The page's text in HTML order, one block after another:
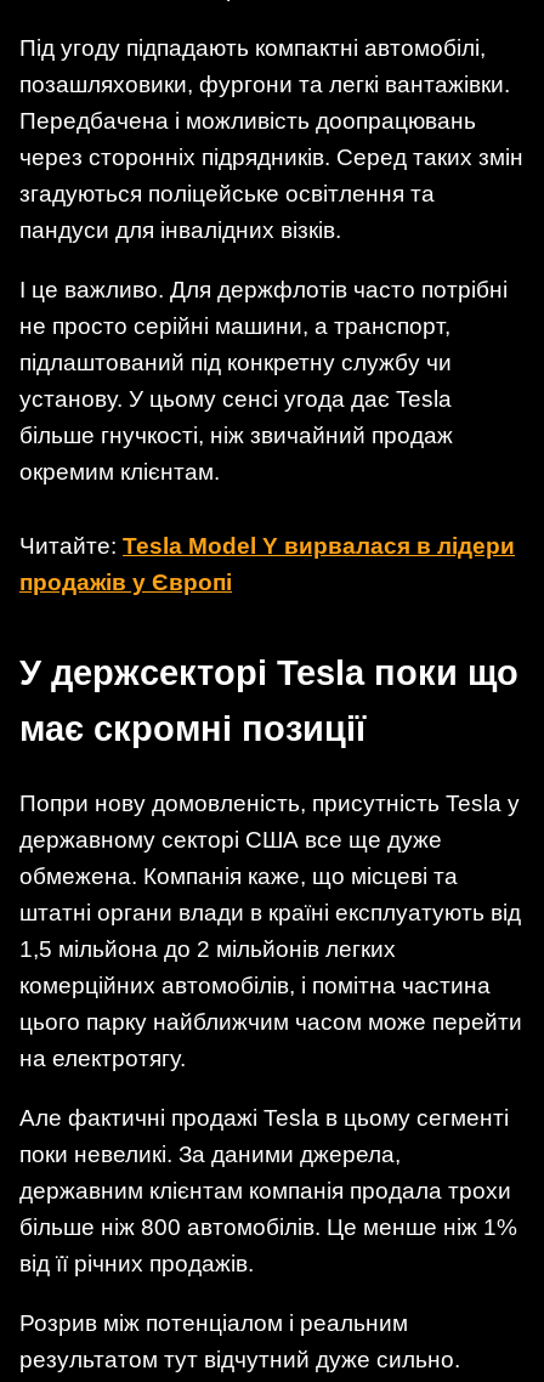
Під угоду підпадають компактні автомобілі,
позашляховики, фургони та легкі вантажівки.
Передбачена і можливість доопрацювань
через сторонніх підрядників. Серед таких змін
згадуються поліцейське освітлення та
пандуси для інвалідних візків.
І це важливо. Для держфлотів часто потрібні
не просто серійні машини, а транспорт,
підлаштований під конкретну службу чи
установу. У цьому сенсі угода дає Tesla
більше гнучкості, ніж звичайний продаж
окремим клієнтам.
Читайте: Tesla Model Y вирвалася в лідери
продажів у Європі
У держсекторі Tesla поки що
має скромні позиції
Попри нову домовленість, присутність Tesla у
державному секторі США все ще дуже
обмежена. Компанія каже, що місцеві та
штатні органи влади в країні експлуатують від
1,5 мільйона до 2 мільйонів легких
комерційних автомобілів, і помітна частина
цього парку найближчим часом може перейти
на електротягу.
Але фактичні продажі Tesla в цьому сегменті
поки невеликі. За даними джерела,
державним клієнтам компанія продала трохи
більше ніж 800 автомобілів. Це менше ніж 1%
від її річних продажів.
Розрив між потенціалом і реальним
результатом тут відчутний дуже сильно.